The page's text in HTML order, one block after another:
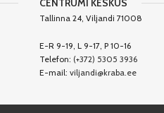
CENTRUMI KESKUS
Tallinna 24, Viljandi 71008
E-R 9-19, L 9-17, P 10-16
Telefon: (+372) 5305 3936
E-mail: viljandi@kraba.ee